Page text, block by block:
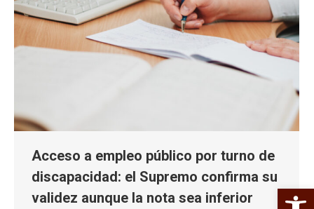
Abrir
Acceso a empleo público por turno de
discapacidad: el Supremo confirma su
validez aunque la nota sea inferior